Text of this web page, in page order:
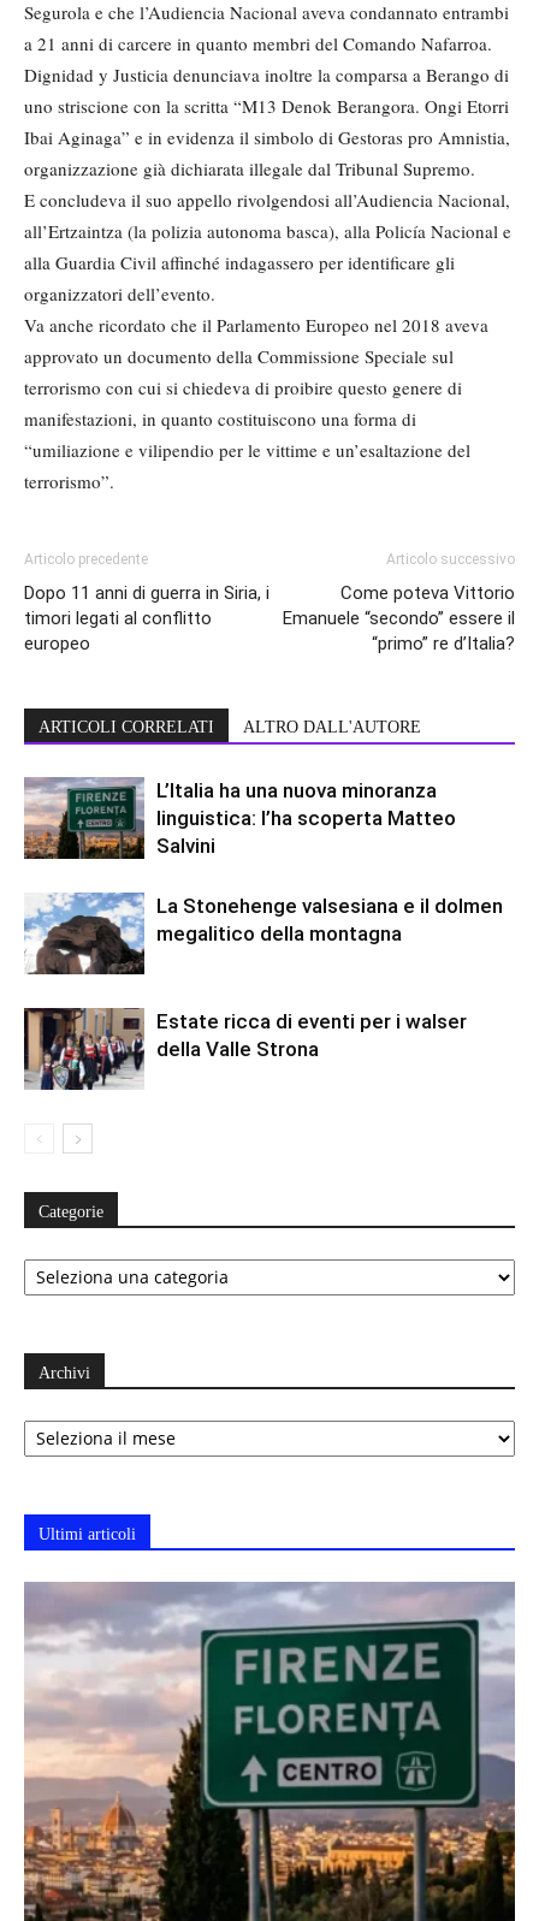
Segurola e che l’Audiencia Nacional aveva condannato entrambi
a 21 anni di carcere in quanto membri del Comando Nafarroa.
Dignidad y Justicia denunciava inoltre la comparsa a Berango di
uno striscione con la scritta “M13 Denok Berangora. Ongi Etorri
Ibai Aginaga” e in evidenza il simbolo di Gestoras pro Amnistia,
organizzazione già dichiarata illegale dal Tribunal Supremo.
E concludeva il suo appello rivolgendosi all’Audiencia Nacional,
all’Ertzaintza (la polizia autonoma basca), alla Policía Nacional e
alla Guardia Civil affinché indagassero per identificare gli
organizzatori dell’evento.
Va anche ricordato che il Parlamento Europeo nel 2018 aveva
approvato un documento della Commissione Speciale sul
terrorismo con cui si chiedeva di proibire questo genere di
manifestazioni, in quanto costituiscono una forma di
“umiliazione e vilipendio per le vittime e un’esaltazione del
terrorismo”.
Articolo precedente
Dopo 11 anni di guerra in Siria, i
timori legati al conflitto
europeo
Articolo successivo
Come poteva Vittorio
Emanuele “secondo” essere il
“primo” re d’Italia?
ARTICOLI CORRELATI ALTRO DALL'AUTORE
L’Italia ha una nuova minoranza
linguistica: l’ha scoperta Matteo
Salvini
La Stonehenge valsesiana e il dolmen
megalitico della montagna
Estate ricca di eventi per i walser
della Valle Strona
Categorie
Categorie
Archivi
Archivi
Ultimi articoli